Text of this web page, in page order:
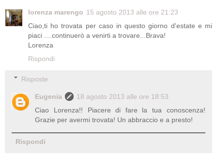
lorenza marengo 15 agosto 2013 alle ore 21:23
Ciao,ti ho trovata per caso in questo giorno d'estate e mi
piaci ....continuerò a venirti a trovare...Brava!
Lorenza
Rispondi
Risposte
Eugenia
18 agosto 2013 alle ore 18:53
Ciao Lorenza!! Piacere di fare la tua conoscenza!
Grazie per avermi trovata! Un abbraccio e a presto!
Rispondi